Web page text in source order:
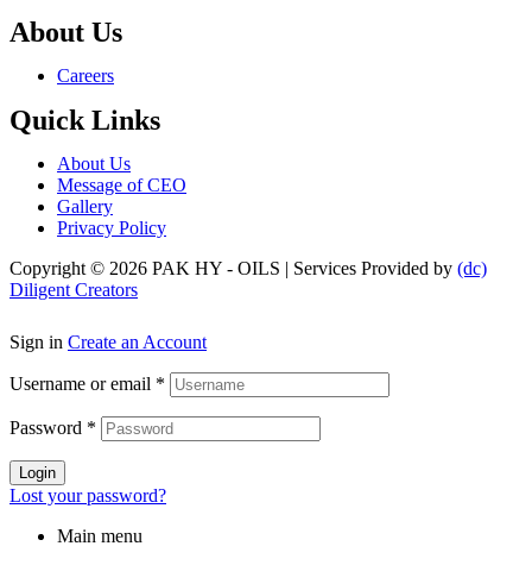
About Us
Menu Careers
Quick Links
Menu
About Us
Message of CEO
Gallery
Privacy Policy
Copyright © 2026 PAK HY - OILS | Services Provided by (dc)
Diligent Creators
Sign in Create an Account
Username or email *
Password *
Login
Lost your password?
Main menu